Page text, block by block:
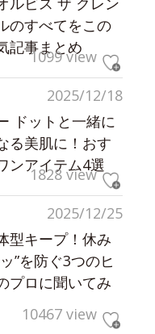
のすべてをこの
記事まとめ
1099 view
2025/12/18
ドットと一緒に
る美肌に！おす
ンアイテム4選
1828 view
2025/12/25
型キープ！休み
”を防ぐ3つのヒ
プロに聞いてみ
10467 view